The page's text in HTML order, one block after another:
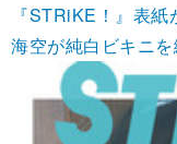
『STRiKE！』表
海空が純白ビキニ